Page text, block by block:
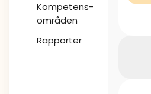
Kompetens-
områden
Rapporter